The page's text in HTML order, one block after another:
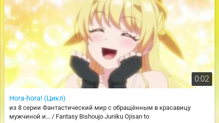
0:02
Hora-hora! (Цикл)
из 8 серии Фантастический мир с обращённым в красавицу
мужчиной и… / Fantasy Bishoujo Juniku Ojisan to